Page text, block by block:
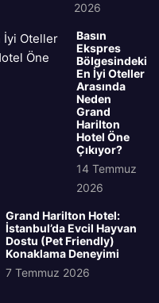
2026
Basın
Ekspres
Bölgesindeki
En İyi Oteller
Arasında
Neden
Grand
Harilton
Hotel Öne
Çıkıyor?
14 Temmuz
2026
Grand Harilton Hotel:
İstanbul’da Evcil Hayvan
Dostu (Pet Friendly)
Konaklama Deneyimi
7 Temmuz 2026